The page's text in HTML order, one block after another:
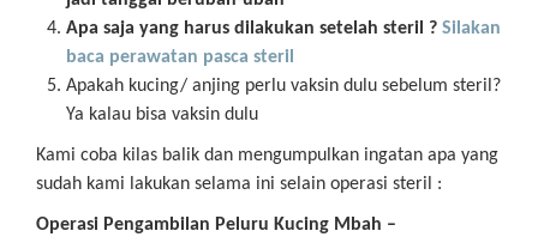
Apa saja yang harus dilakukan setelah steril ? Silakan
baca perawatan pasca steril
Apakah kucing/ anjing perlu vaksin dulu sebelum steril?
Ya kalau bisa vaksin dulu
Kami coba kilas balik dan mengumpulkan ingatan apa yang
sudah kami lakukan selama ini selain operasi steril :
Operasi Pengambilan Peluru Kucing Mbah –